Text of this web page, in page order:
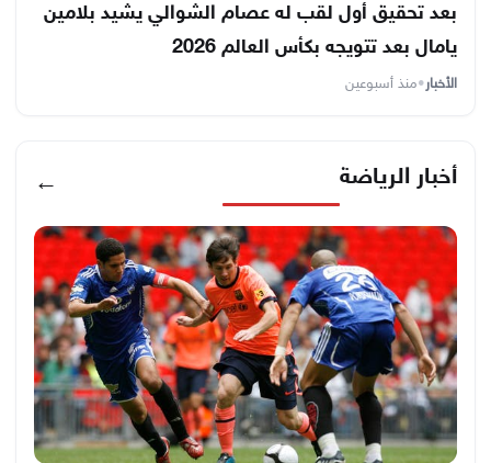
بعد تحقيق أول لقب له عصام الشوالي يشيد بلامين
يامال بعد تتويجه بكأس العالم 2026
الأخبار•منذ أسبوعين
أخبار الرياضة ←